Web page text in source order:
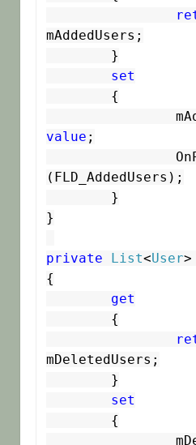
mAddedUsers;
set
value ;
(FLD_AddedUsers);
}
private List<User>
{
get
mDeletedUsers;
set